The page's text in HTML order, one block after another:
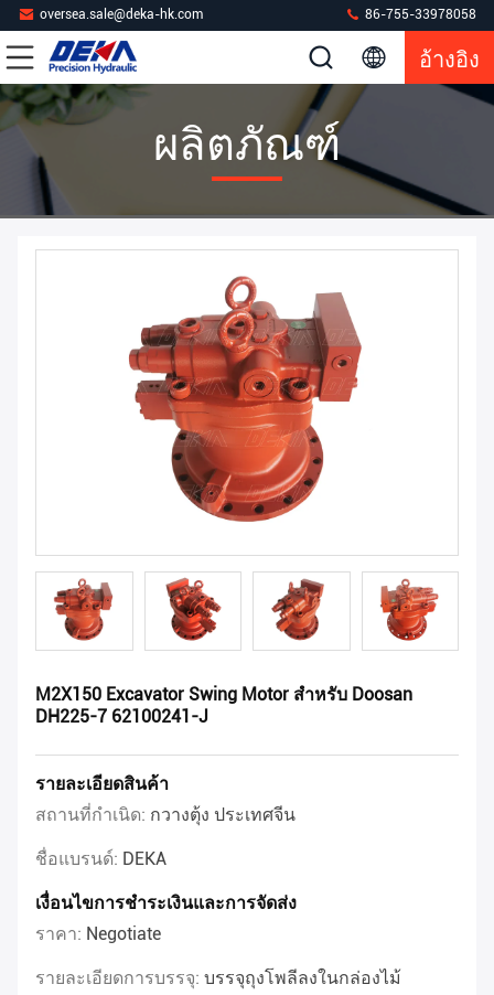
oversea.sale@deka-hk.com 86-755-33978058
อ้างอิง
ผลิตภัณฑ์
M2X150 Excavator Swing Motor สำหรับ Doosan
DH225-7 62100241-J
รายละเอียดสินค้า
สถานที่กำเนิด: กวางตุ้ง ประเทศจีน
ชื่อแบรนด์: DEKA
เงื่อนไขการชำระเงินและการจัดส่ง
ราคา: Negotiate
รายละเอียดการบรรจุ: บรรจุถุงโพลีลงในกล่องไม้